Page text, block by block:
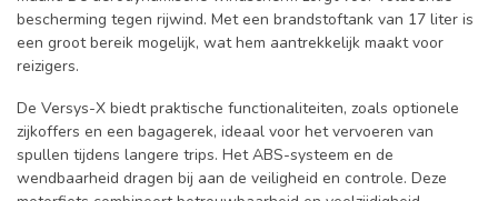
bescherming tegen rijwind. Met een brandstoftank van 17 liter is
een groot bereik mogelijk, wat hem aantrekkelijk maakt voor
reizigers.
De Versys-X biedt praktische functionaliteiten, zoals optionele
zijkoffers en een bagagerek, ideaal voor het vervoeren van
spullen tijdens langere trips. Het ABS-systeem en de
wendbaarheid dragen bij aan de veiligheid en controle. Deze